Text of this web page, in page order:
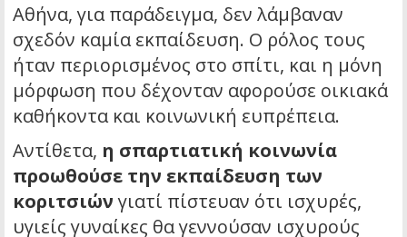
Αθήνα, για παράδειγμα, δεν λάμβαναν
σχεδόν καμία εκπαίδευση. Ο ρόλος τους
ήταν περιορισμένος στο σπίτι, και η μόνη
μόρφωση που δέχονταν αφορούσε οικιακά
καθήκοντα και κοινωνική ευπρέπεια.
Αντίθετα, η σπαρτιατική κοινωνία
προωθούσε την εκπαίδευση των
κοριτσιώνγιατί πίστευαν ότι ισχυρές,
υγιείς γυναίκες θα γεννούσαν ισχυρούς